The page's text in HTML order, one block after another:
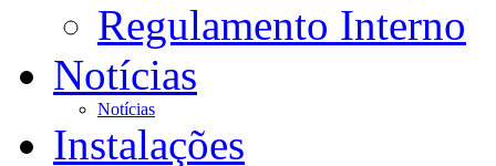
Regulamento Interno
Notícias
Notícias
Instalações